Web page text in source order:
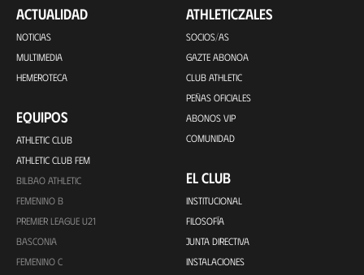
ACTUALIDAD
NOTICIAS
MULTIMEDIA
HEMEROTECA
EQUIPOS
ATHLETIC CLUB
ATHLETIC CLUB FEM
BILBAO ATHLETIC
FEMENINO B
PREMIER LEAGUE U21
BASCONIA
FEMENINO C
ATHLETICZALES
SOCIOS/AS
GAZTE ABONOA
CLUB ATHLETIC
PEÑAS OFICIALES
ABONOS VIP
COMUNIDAD
EL CLUB
INSTITUCIONAL
FILOSOFÍA
JUNTA DIRECTIVA
INSTALACIONES